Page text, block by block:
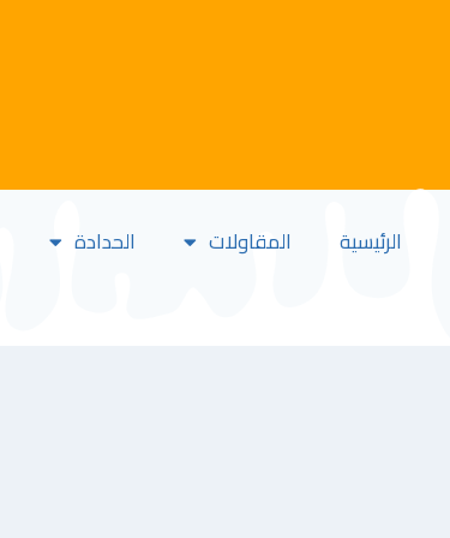
الرئيسية المقاولات الحدادة